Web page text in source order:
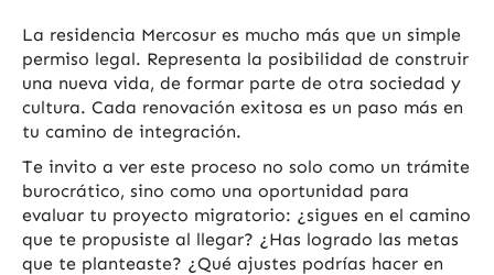
La residencia Mercosur es mucho más que un simple
permiso legal. Representa la posibilidad de construir
una nueva vida, de formar parte de otra sociedad y
cultura. Cada renovación exitosa es un paso más en
tu camino de integración.
Te invito a ver este proceso no solo como un trámite
burocrático, sino como una oportunidad para
evaluar tu proyecto migratorio: ¿sigues en el camino
que te propusiste al llegar? ¿Has logrado las metas
que te planteaste? ¿Qué ajustes podrías hacer en